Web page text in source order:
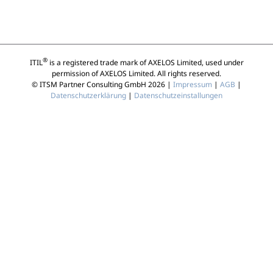
ITIL®is a registered trade mark of AXELOS Limited, used under
permission of AXELOS Limited. All rights reserved.
© ITSM Partner Consulting GmbH 2026 | Impressum | AGB |
Datenschutzerklärung | Datenschutzeinstallungen